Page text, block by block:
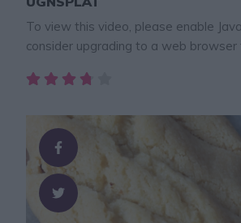
To view this video, please enable
consider upgrading to a web
långpanna/bakform som är helt
baka i …